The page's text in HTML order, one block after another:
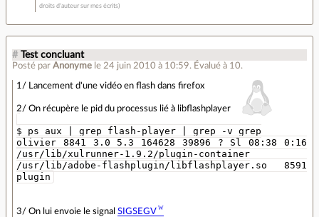
droits d'auteur sur mes écrits)
# Test concluant
Posté par Anonyme le 24 juin 2010 à 10:59. Évalué à 10.
1/ Lancement d'une vidéo en flash dans firefox
2/ On récupère le pid du processus lié à libflashplayer
$ ps aux | grep flash-player | grep -v grep
olivier 8841 3.0 5.3 164628 39896 ? Sl 08:38 0:16
/usr/lib/xulrunner-1.9.2/plugin-container
/usr/lib/adobe-flashplugin/libflashplayer.so 8591
plugin
3/ On lui envoie le signal SIGSEGV